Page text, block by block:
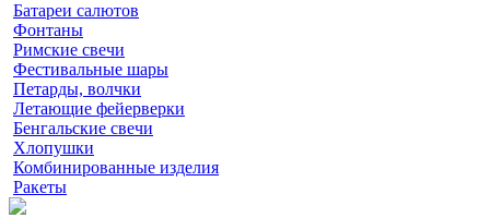
Батареи салютов
Фонтаны
Римские свечи
Фестивальные шары
Петарды, волчки
Летающие фейерверки
Бенгальские свечи
Хлопушки
Комбинированные изделия
Ракеты